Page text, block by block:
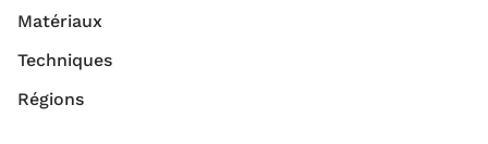
Matériaux
Techniques
Régions